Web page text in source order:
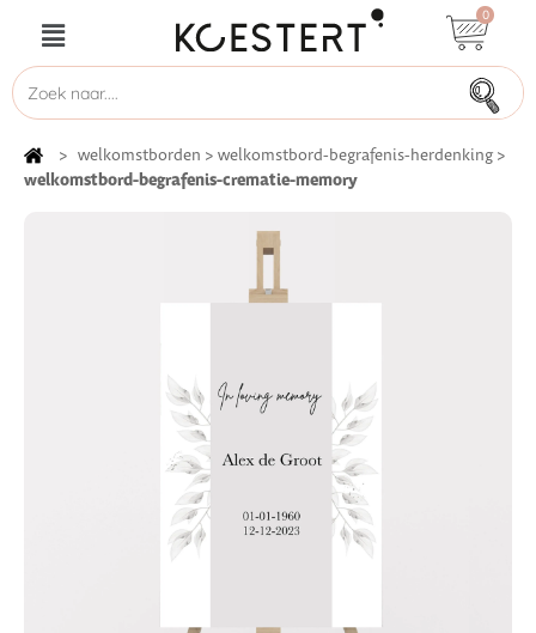
0
> welkomstborden > welkomstbord-begrafenis-herdenking >
welkomstbord-begrafenis-crematie-memory